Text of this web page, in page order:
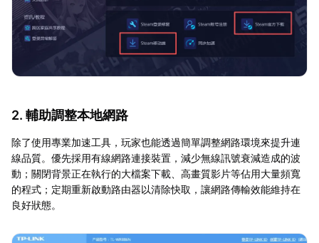
2. 輔助調整本地網路
除了使用專業加速工具，玩家也能透過簡單調整網路環境來提升連
線品質。優先採用有線網路連接裝置，減少無線訊號衰減造成的波
動；關閉背景正在執行的大檔案下載、高畫質影片等佔用大量頻寬
的程式；定期重新啟動路由器以清除快取，讓網路傳輸效能維持在
良好狀態。